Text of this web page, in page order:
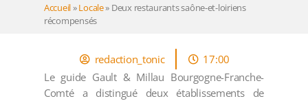
Accueil»Locale» Deux restaurants saône-et-loiriens
récompensés
redaction_tonic
17:00
Le guide Gault & Millau Bourgogne-Franche-
Comté a distingué deux établissements de